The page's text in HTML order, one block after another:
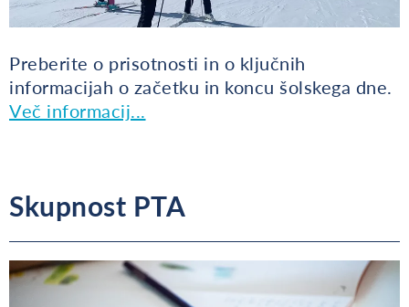
Preberite o prisotnosti in o ključnih
informacijah o začetku in koncu šolskega dne.
Več informacij...
Skupnost PTA